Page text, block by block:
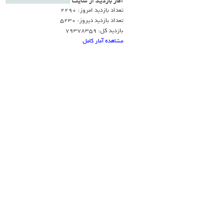
تعداد بازدید امروز: 2290
تعداد بازدید دیروز: 5230
بازدید کل: 79378359
مشاهده آمار کامل